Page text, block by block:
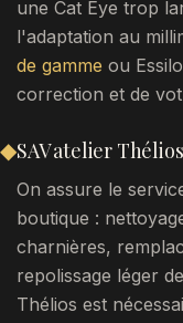
une Cat Eye trop
l'adaptation au
de gamme ou
correction et de
◆SAV atelier
On assure le
boutique :
charnières,
repolissage léger
Thélios est